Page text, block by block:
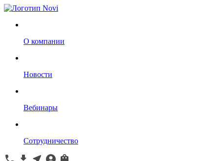
О компании
Новости
Вебинары
Сотрудничество